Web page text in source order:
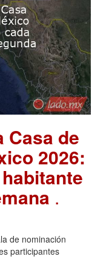
Casa de
2026:
.
de nominación
participantes